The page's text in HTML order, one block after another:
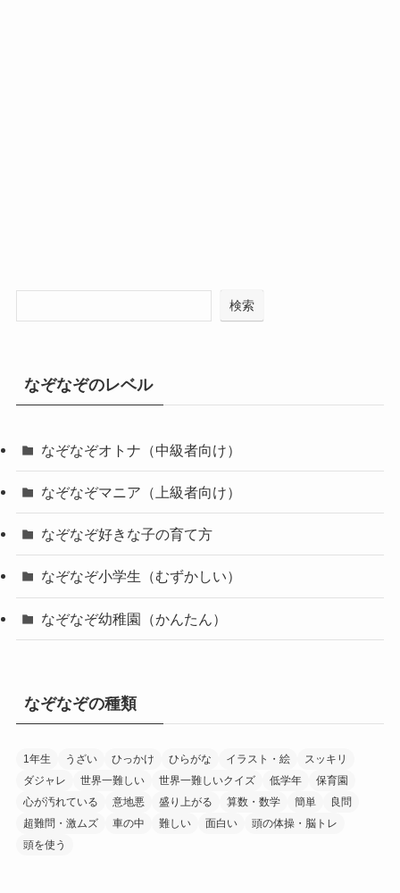
検索
なぞなぞのレベル
なぞなぞオトナ（中級者向け）
なぞなぞマニア（上級者向け）
なぞなぞ好きな子の育て方
なぞなぞ小学生（むずかしい）
なぞなぞ幼稚園（かんたん）
なぞなぞの種類
1年生 うざい ひっかけ ひらがな イラスト・絵
スッキリ
ダジャレ
世界一難しい 世界一難しいクイズ 低学年
保育園
心が汚れている
意地悪 盛り上がる 算数・数学 簡単
良問
超難問・激ムズ
車の中 難しい 面白い
頭の体操・脳トレ
頭を使う